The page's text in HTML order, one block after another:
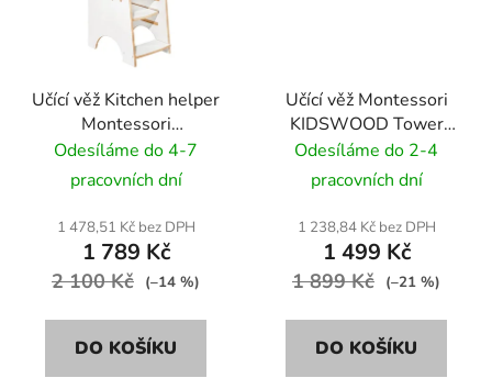
Učící věž Kitchen helper
Montessori
KIDSWOOD Moon -
bílý
Odesíláme do 4-7
pracovních dní
1 478,51 Kč bez DPH
1 789 Kč
2 100 Kč (–14 %)
DO KOŠÍKU
Učící věž Montessori
KIDSWOOD Tower
Step - barva dřeva
Odesíláme do 2-4
pracovních dní
1 238,84 Kč bez DPH
1 499 Kč
1 899 Kč (–21 %)
DO KOŠÍKU